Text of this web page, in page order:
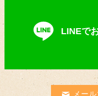
LINEで
メー